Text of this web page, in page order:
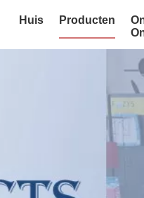
Huis Producten